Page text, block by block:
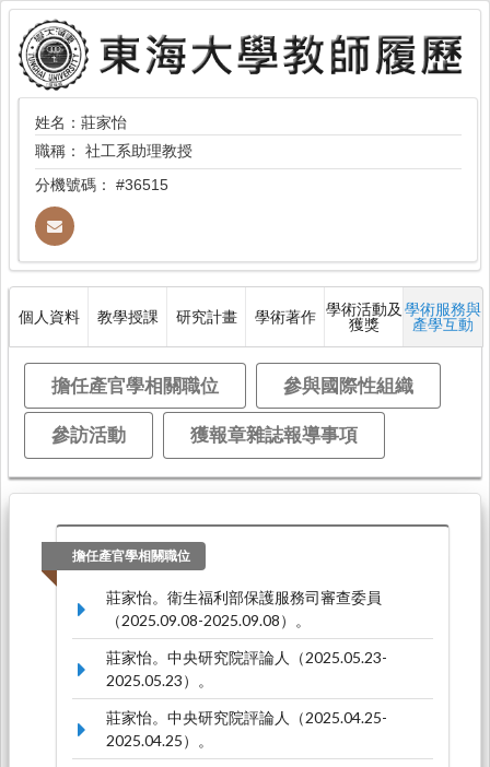
姓名：莊家怡
職稱： 社工系助理教授
分機號碼： #36515
個人資料 教學授課 研究計畫 學術著作 學術活動及
獲獎
學術服務與
產學互動
擔任產官學相關職位 參與國際性組織
參訪活動 獲報章雜誌報導事項
擔任產官學相關職位
莊家怡。衛生福利部保護服務司審查委員
（2025.09.08-2025.09.08）。
莊家怡。中央研究院評論人（2025.05.23-
2025.05.23）。
莊家怡。中央研究院評論人（2025.04.25-
2025.04.25）。